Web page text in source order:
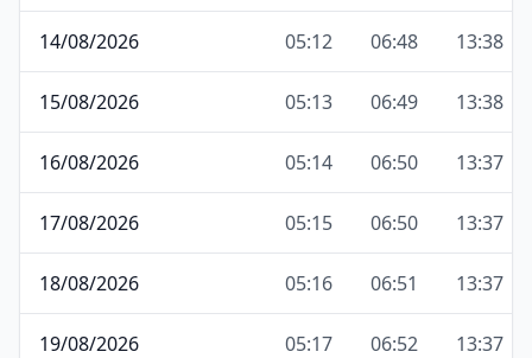
14/08/2026 05:12 06:48 13:38
15/08/2026 05:13 06:49 13:38
16/08/2026 05:14 06:50 13:37
17/08/2026 05:15 06:50 13:37
18/08/2026 05:16 06:51 13:37
19/08/2026 05:17 06:52 13:37